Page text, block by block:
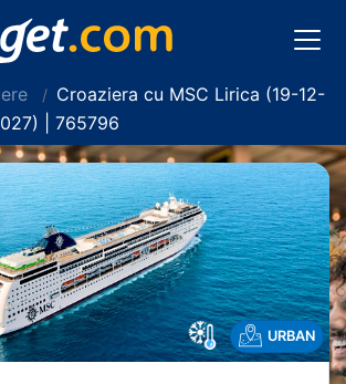
Croaziera cu MSC Lirica (19-12-
| 765796
URBAN